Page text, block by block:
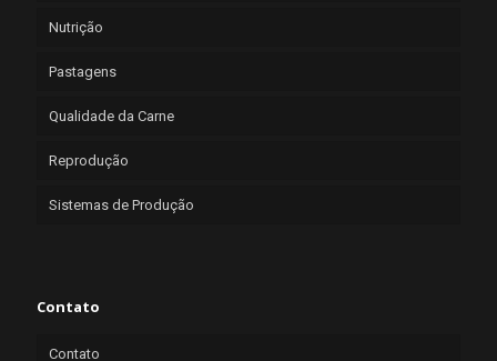
Nutrição
Pastagens
Qualidade da Carne
Reprodução
Sistemas de Produção
Contato
Contato